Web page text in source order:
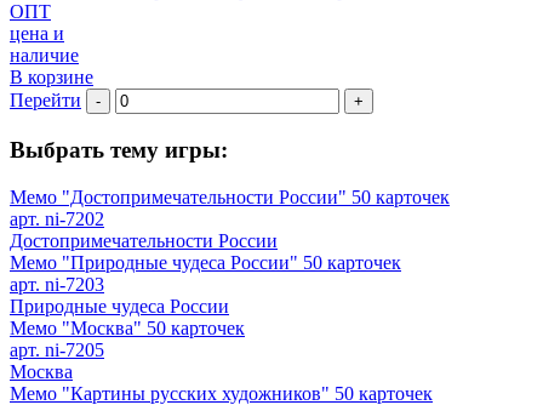
ОПТ
цена и
наличие
В корзине
Перейти
- +
Выбрать тему игры:
Мемо "Достопримечательности России" 50 карточек
арт. ni-7202
Достопримечательности России
Мемо "Природные чудеса России" 50 карточек
арт. ni-7203
Природные чудеса России
Мемо "Москва" 50 карточек
арт. ni-7205
Москва
Мемо "Картины русских художников" 50 карточек